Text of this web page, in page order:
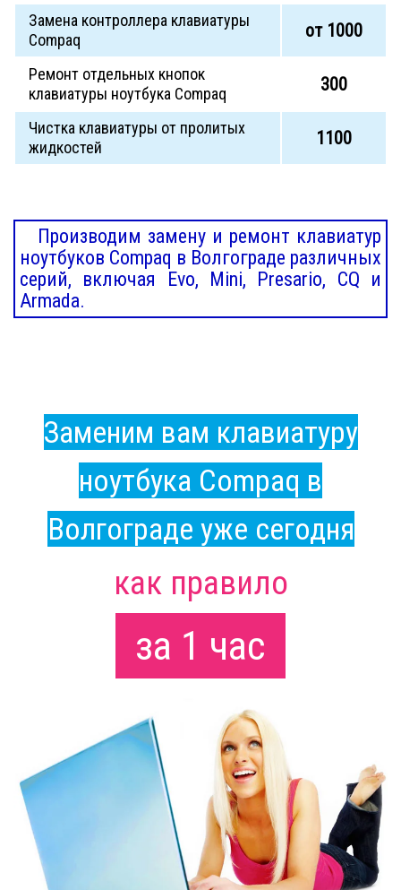
Замена контроллера клавиатуры
Compaq
от 1000
Ремонт отдельных кнопок
клавиатуры ноутбука Compaq
300
Чистка клавиатуры от пролитых
жидкостей
1100
Производим замену и ремонт клавиатур
ноутбуков Compaq в Волгограде различных
серий, включая Evo, Mini, Presario, CQ и
Armada.
Заменим вам клавиатуру
ноутбука Compaq в
Волгограде уже сегодня
как правило
за 1 час